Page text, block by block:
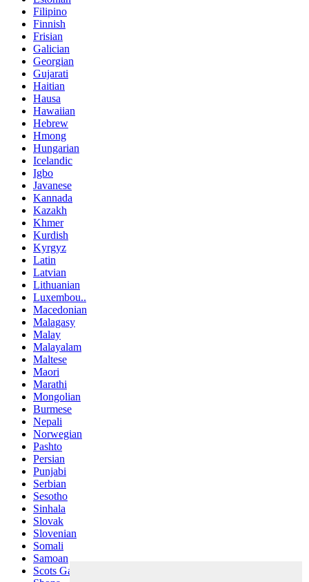
Filipino
Finnish
Frisian
Galician
Georgian
Gujarati
Haitian
Hausa
Hawaiian
Hebrew
Hmong
Hungarian
Icelandic
Igbo
Javanese
Kannada
Kazakh
Khmer
Kurdish
Kyrgyz
Latin
Latvian
Lithuanian
Luxembou..
Macedonian
Malagasy
Malay
Malayalam
Maltese
Maori
Marathi
Mongolian
Burmese
Nepali
Norwegian
Pashto
Persian
Punjabi
Serbian
Sesotho
Sinhala
Slovak
Slovenian
Somali
Samoan
Scots Gaelic